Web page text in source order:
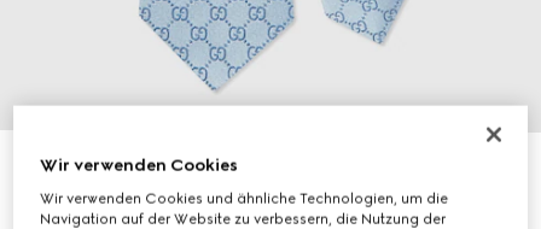
Krawatte aus GG Seide
€ 220
Variantenhellblau
Wir verwenden Cookies
Wir verwenden Cookies und ähnliche Technologien, um die
Navigation auf der Website zu verbessern, die Nutzung der